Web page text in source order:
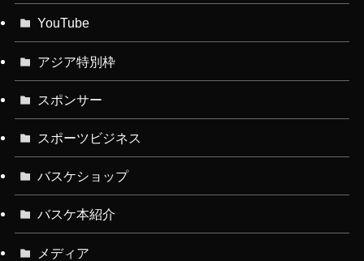
YouTube
アジア特別枠
スポンサー
スポーツビジネス
バスケショップ
バスケ本紹介
メディア